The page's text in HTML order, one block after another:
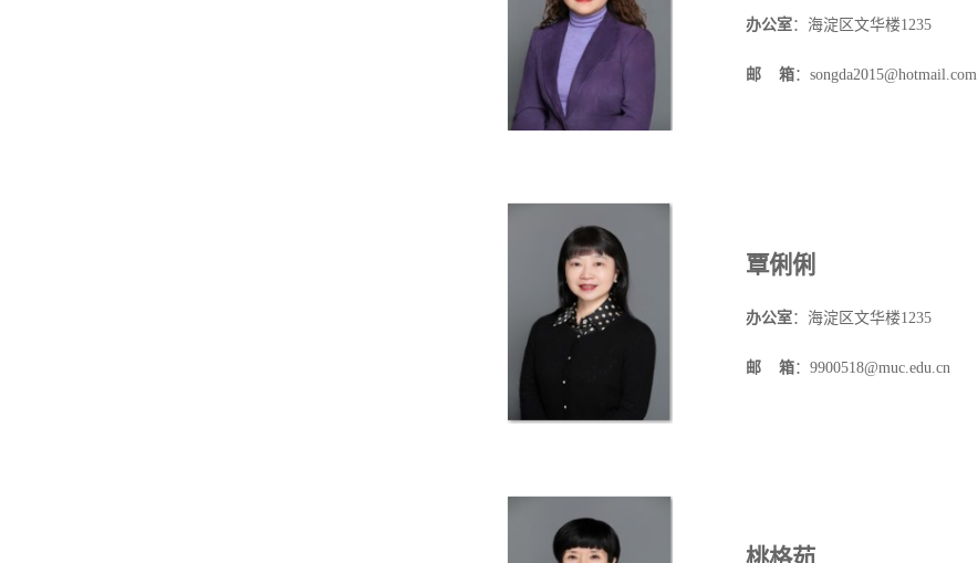
办公室：海淀区文华楼1235
邮 箱：songda2015@hotmail.com
覃俐俐
办公室：海淀区文华楼1235
邮 箱：9900518@muc.edu.cn